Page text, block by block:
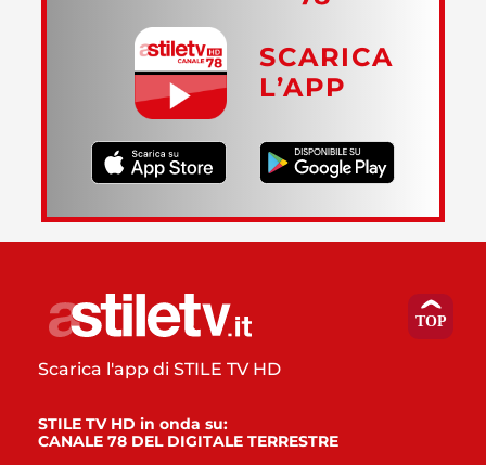
SCARICA
L’APP
Scarica l'app di STILE TV HD
STILE TV HD in onda su:
CANALE 78 DEL DIGITALE TERRESTRE